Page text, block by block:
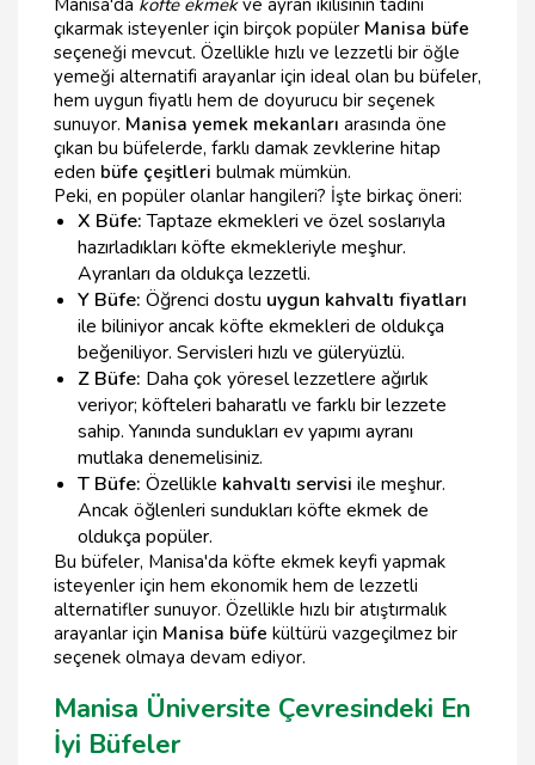
Manisa'da köfte ekmekve ayran ikilisinin tadını
çıkarmak isteyenler için birçok popüler Manisa büfe
seçeneği mevcut. Özellikle hızlı ve lezzetli bir öğle
yemeği alternatifi arayanlar için ideal olan bu büfeler,
hem uygun fiyatlı hem de doyurucu bir seçenek
sunuyor. Manisa yemek mekanları arasında öne
çıkan bu büfelerde, farklı damak zevklerine hitap
eden büfe çeşitleri bulmak mümkün.
Peki, en popüler olanlar hangileri? İşte birkaç öneri:
X Büfe:Taptaze ekmekleri ve özel soslarıyla
hazırladıkları köfte ekmekleriyle meşhur.
Ayranları da oldukça lezzetli.
Y Büfe: Öğrenci dostu uygun kahvaltı fiyatları
ile biliniyor ancak köfte ekmekleri de oldukça
beğeniliyor. Servisleri hızlı ve güleryüzlü.
Z Büfe: Daha çok yöresel lezzetlere ağırlık
veriyor; köfteleri baharatlı ve farklı bir lezzete
sahip. Yanında sundukları ev yapımı ayranı
mutlaka denemelisiniz.
T Büfe: Özellikle kahvaltı servisi ile meşhur.
Ancak öğlenleri sundukları köfte ekmek de
oldukça popüler.
Bu büfeler, Manisa'da köfte ekmek keyfi yapmak
isteyenler için hem ekonomik hem de lezzetli
alternatifler sunuyor. Özellikle hızlı bir atıştırmalık
arayanlar için Manisa büfe kültürü vazgeçilmez bir
seçenek olmaya devam ediyor.
Manisa Üniversite Çevresindeki En
İyi Büfeler